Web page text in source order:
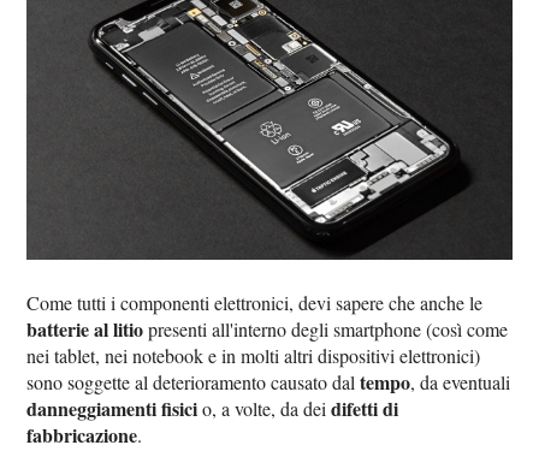
Come tutti i componenti elettronici, devi sapere che anche le
batterie al litiopresenti all'interno degli smartphone (così come
nei tablet, nei notebook e in molti altri dispositivi elettronici)
sono soggette al deterioramento causato daltempo, da eventuali
danneggiamenti fisicio, a volte, da deidifetti di
fabbricazione.